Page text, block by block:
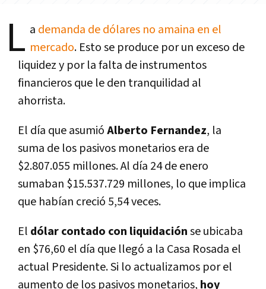
L a demanda de dólares no amaina en el
mercado. Esto se produce por un exceso de
liquidez y por la falta de instrumentos
financieros que le den tranquilidad al
ahorrista.
El día que asumióAlberto Fernandez, la
suma de los pasivos monetarios era de
$2.807.055 millones. Al día 24 de enero
sumaban $15.537.729 millones, lo que implica
que habían creció 5,54 veces.
El dólar contado con liquidaciónse ubicaba
en $76,60 el día que llegó a la Casa Rosada el
actual Presidente. Si lo actualizamos por el
aumento de los pasivos monetarios, hoy